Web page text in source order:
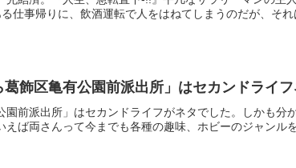
仕事帰りに、飲酒運転で人をはねてしまうのだが、そ
飾区亀有公園前派出所」はセカンドライフ
園前派出所」はセカンドライフがネタでした。しかも分
えば両さんって今までも各種の趣味、ホビーのジャンル